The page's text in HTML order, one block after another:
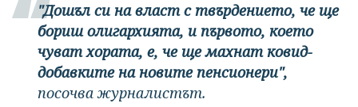
"Дошъл си на власт с твърдението, че ще
бориш олигархията, и първото, което
чуват хората, е, че ще махнат ковид-
добавките на новите пенсионери",
посочва журналистът.